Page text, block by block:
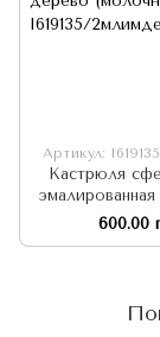
Артикул:
Кастрюля
ободком и
крышкой
600.00